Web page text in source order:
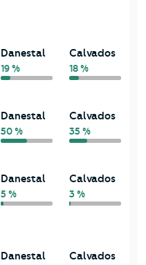
Danestal
19 %
Calvados
18 %
Danestal
50 %
Calvados
35 %
Danestal
5 %
Calvados
3 %
Danestal Calvados